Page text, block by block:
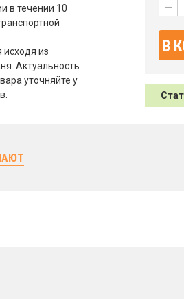
в течении 10
из
Актуальность
уточняйте у
—
В